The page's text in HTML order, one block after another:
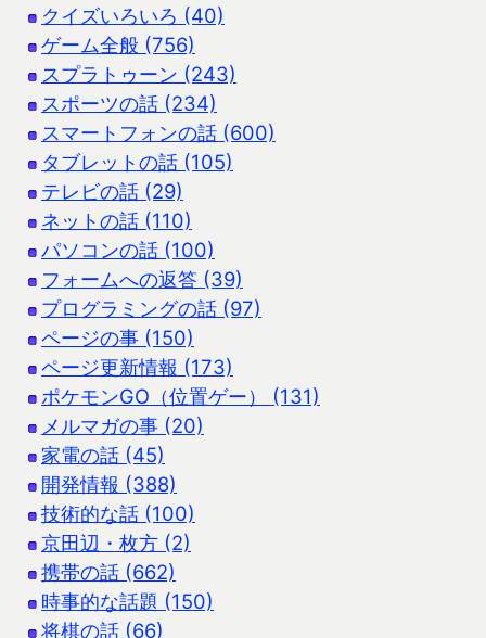
クイズいろいろ (40)
ゲーム全般 (756)
スプラトゥーン (243)
スポーツの話 (234)
スマートフォンの話 (600)
タブレットの話 (105)
テレビの話 (29)
ネットの話 (110)
パソコンの話 (100)
フォームへの返答 (39)
プログラミングの話 (97)
ページの事 (150)
ページ更新情報 (173)
ポケモンGO（位置ゲー） (131)
メルマガの事 (20)
家電の話 (45)
開発情報 (388)
技術的な話 (100)
京田辺・枚方 (2)
携帯の話 (662)
時事的な話題 (150)
将棋の話 (66)